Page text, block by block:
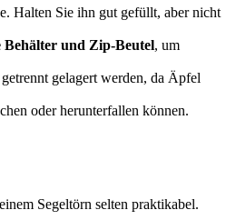
Halten Sie ihn gut gefüllt, aber nicht
und Zip-Beutel, um
gelagert werden, da Äpfel
oder herunterfallen können.
Segeltörn selten praktikabel.